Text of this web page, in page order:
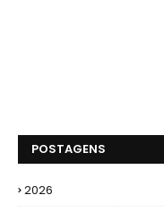
POSTAGENS
2026